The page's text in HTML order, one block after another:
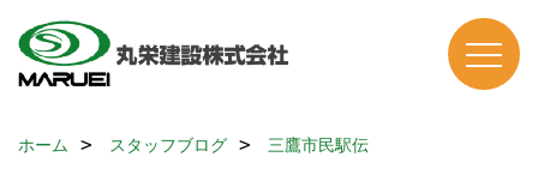
ホーム スタッフブログ 三鷹市民駅伝